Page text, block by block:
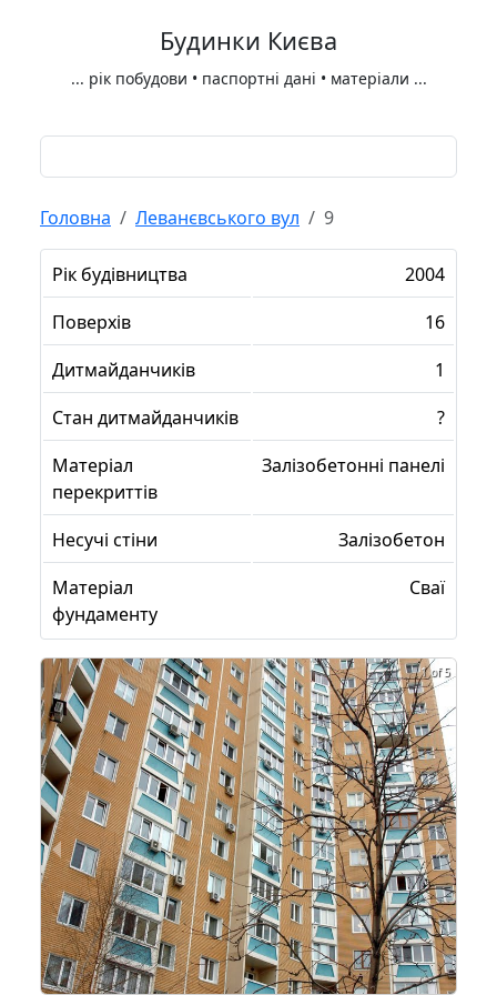
Будинки Києва
... рік побудови • паспортні дані • матеріали ...
Головна Леванєвського вул 9
Рік будівництва
2004
Поверхів
16
Дитмайданчиків
1
Стан дитмайданчиків
?
Матеріал
перекриттів
Залізобетонні панелі
Несучі стіни
Залізобетон
Матеріал
фундаменту
Сваї
1 of 5